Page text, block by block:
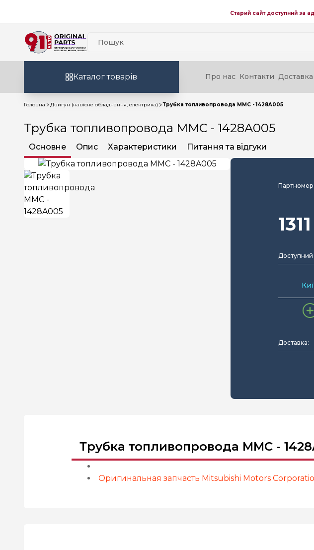
Старий сайт доступний за
Каталог товарів Про нас Контакти Доставка
Головна Двигун (навісне обладнання, електрика) Трубка топливопровода MMC - 1428A005
Трубка топливопровода MMC - 1428A005
Основне Опис Характеристики Питання та відгуки
Доступний
Доставка:
Трубка топливопровода MMC -
Оригинальная запчасть Mitsubishi Motors